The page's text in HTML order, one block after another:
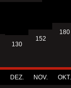
130
DEZ.
152
NOV.
180
OKT.